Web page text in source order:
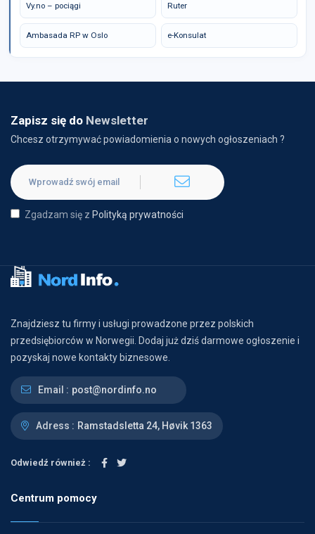
Vy.no – pociągi Ruter
Ambasada RP w Oslo e-Konsulat
Zapisz się do Newsletter
Chcesz otrzymywać powiadomienia o nowych ogłoszeniach ?
Zgadzam się z Polityką prywatności
Znajdziesz tu firmy i usługi prowadzone przez polskich
przedsiębiorców w Norwegii. Dodaj już dziś darmowe ogłoszenie i
pozyskaj nowe kontakty biznesowe.
Email : post@nordinfo.no
Adress : Ramstadsletta 24, Høvik 1363
Odwiedź również :
Centrum pomocy